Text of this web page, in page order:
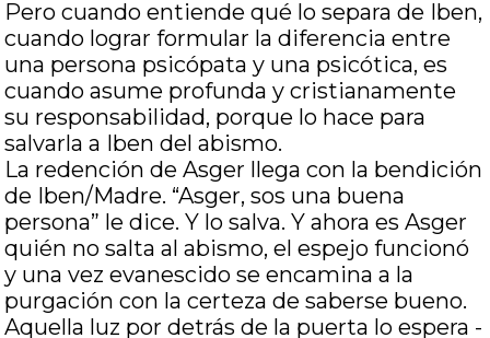
Pero cuando entiende qué lo separa de Iben,
cuando lograr formular la diferencia entre
una persona psicópata y una psicótica, es
cuando asume profunda y cristianamente
su responsabilidad, porque lo hace para
salvarla a Iben del abismo.
La redención de Asger llega con la bendición
de Iben/Madre. “Asger, sos una buena
persona” le dice. Y lo salva. Y ahora es Asger
quién no salta al abismo, el espejo funcionó
y una vez evanescido se encamina a la
purgación con la certeza de saberse bueno.
Aquella luz por detrás de la puerta lo espera -